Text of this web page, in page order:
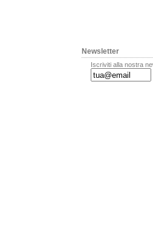
Newsletter
Iscriviti alla nostra